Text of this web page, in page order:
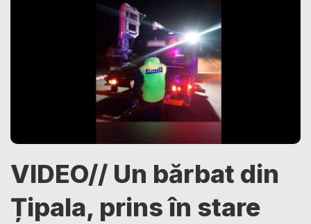
VIDEO// Un bărbat din
Țipala, prins în stare